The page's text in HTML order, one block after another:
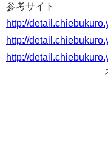
参考サイト
http://
http://
http://